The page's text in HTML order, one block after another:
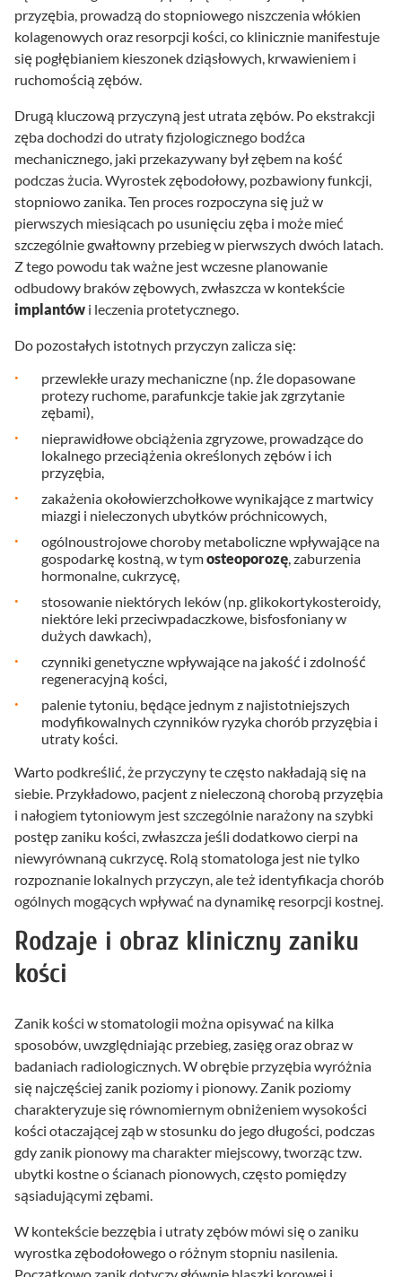
przyzębia, prowadzą do stopniowego niszczenia włókien
kolagenowych oraz resorpcji kości, co klinicznie manifestuje
się pogłębianiem kieszonek dziąsłowych, krwawieniem i
ruchomością zębów.
Drugą kluczową przyczyną jest utrata zębów. Po ekstrakcji
zęba dochodzi do utraty fizjologicznego bodźca
mechanicznego, jaki przekazywany był zębem na kość
podczas żucia. Wyrostek zębodołowy, pozbawiony funkcji,
stopniowo zanika. Ten proces rozpoczyna się już w
pierwszych miesiącach po usunięciu zęba i może mieć
szczególnie gwałtowny przebieg w pierwszych dwóch latach.
Z tego powodu tak ważne jest wczesne planowanie
odbudowy braków zębowych, zwłaszcza w kontekście
implantów i leczenia protetycznego.
Do pozostałych istotnych przyczyn zalicza się:
przewlekłe urazy mechaniczne (np. źle dopasowane
protezy ruchome, parafunkcje takie jak zgrzytanie
zębami),
nieprawidłowe obciążenia zgryzowe, prowadzące do
lokalnego przeciążenia określonych zębów i ich
przyzębia,
zakażenia okołowierzchołkowe wynikające z martwicy
miazgi i nieleczonych ubytków próchnicowych,
ogólnoustrojowe choroby metaboliczne wpływające na
gospodarkę kostną, w tymosteoporozę, zaburzenia
hormonalne, cukrzycę,
stosowanie niektórych leków (np. glikokortykosteroidy,
niektóre leki przeciwpadaczkowe, bisfosfoniany w
dużych dawkach),
czynniki genetyczne wpływające na jakość i zdolność
regeneracyjną kości,
palenie tytoniu, będące jednym z najistotniejszych
modyfikowalnych czynników ryzyka chorób przyzębia i
utraty kości.
Warto podkreślić, że przyczyny te często nakładają się na
siebie. Przykładowo, pacjent z nieleczoną chorobą przyzębia
i nałogiem tytoniowym jest szczególnie narażony na szybki
postęp zaniku kości, zwłaszcza jeśli dodatkowo cierpi na
niewyrównaną cukrzycę. Rolą stomatologa jest nie tylko
rozpoznanie lokalnych przyczyn, ale też identyfikacja chorób
ogólnych mogących wpływać na dynamikę resorpcji kostnej.
Rodzaje i obraz kliniczny zaniku
kości
Zanik kości w stomatologii można opisywać na kilka
sposobów, uwzględniając przebieg, zasięg oraz obraz w
badaniach radiologicznych. W obrębie przyzębia wyróżnia
się najczęściej zanik poziomy i pionowy. Zanik poziomy
charakteryzuje się równomiernym obniżeniem wysokości
kości otaczającej ząb w stosunku do jego długości, podczas
gdy zanik pionowy ma charakter miejscowy, tworząc tzw.
ubytki kostne o ścianach pionowych, często pomiędzy
sąsiadującymi zębami.
W kontekście bezzębia i utraty zębów mówi się o zaniku
wyrostka zębodołowego o różnym stopniu nasilenia.